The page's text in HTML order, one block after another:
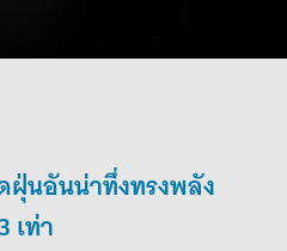
ฝุ่นอันน่าทึ่งทรงพลัง
เท่า